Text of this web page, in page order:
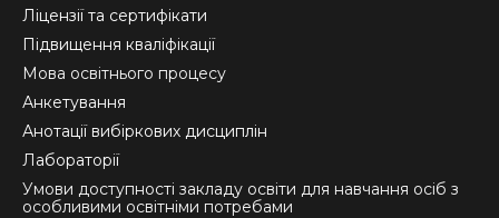
windowwindowwindow
Ліцензії та сертифікати
Підвищення кваліфікації
Мова освітнього процесу
Анкетування
Анотації вибіркових дисциплін
Лабораторії
Умови доступності закладу освіти для навчання осіб з
особливими освітніми потребами